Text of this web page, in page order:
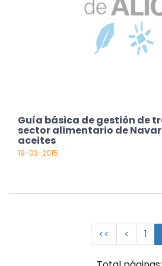
Guía básica de gestión de
sector alimentario de
aceites
19-03-2015
<< < 1